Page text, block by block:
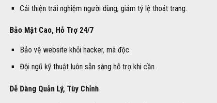
Cải thiện trải nghiệm người dùng, giảm tỷ lệ thoát trang.
Bảo Mật Cao, Hỗ Trợ 24/7
Bảo vệ website khỏi hacker, mã độc.
Đội ngũ kỹ thuật luôn sẵn sàng hỗ trợ khi cần.
Dễ Dàng Quản Lý, Tùy Chỉnh